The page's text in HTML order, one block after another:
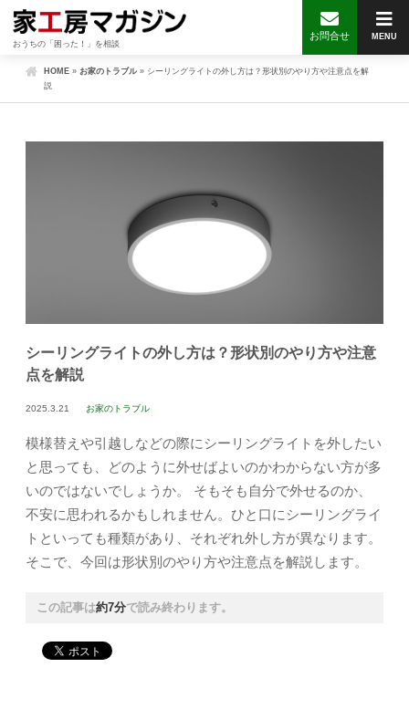
おうちの「困った！」を相談
MENU
お問合せ
HOME » お家のトラブル » シーリングライトの外し方は？形状別のやり方や注意点を解
説
シーリングライトの外し方は？形状別のやり方や注意
点を解説
2025.3.21 お家のトラブル
模様替えや引越しなどの際にシーリングライトを外したい
と思っても、どのように外せばよいのかわからない方が多
いのではないでしょうか。 そもそも自分で外せるのか、
不安に思われるかもしれません。ひと口にシーリングライ
トといっても種類があり、それぞれ外し方が異なります。
そこで、今回は形状別のやり方や注意点を解説します。
この記事は約7分で読み終わります。